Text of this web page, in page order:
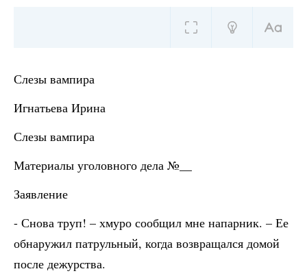
Слезы вампира
Игнатьева Ирина
Слезы вампира
Материалы уголовного дела №__
Заявление
- Снова труп! – хмуро сообщил мне напарник. – Ее
обнаружил патрульный, когда возвращался домой
после дежурства.